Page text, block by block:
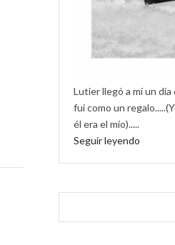
Lutier llegó a mí un día
fui como un
él era el mío).....
Seguir leyendo